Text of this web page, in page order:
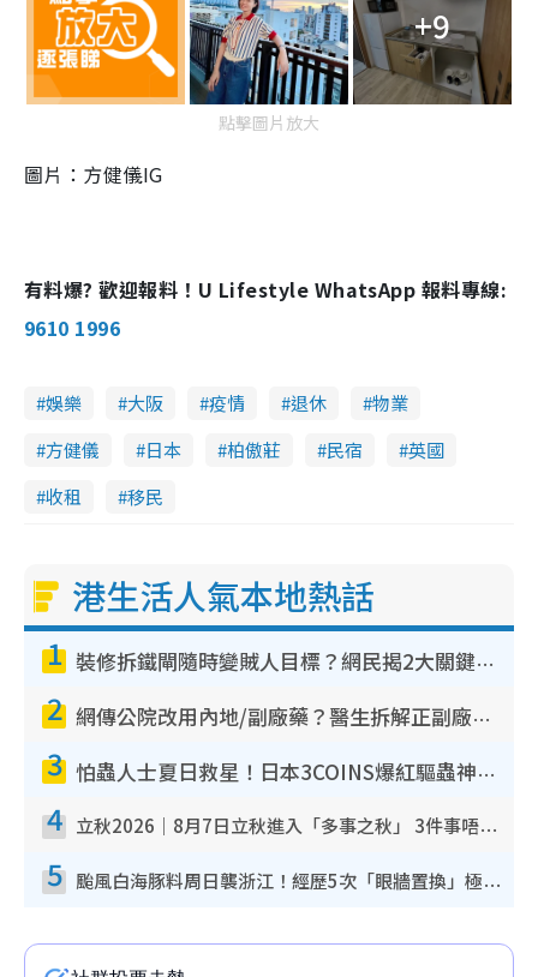
+9
點擊圖片放大
圖片：方健儀IG
有料爆? 歡迎報料！U Lifestyle WhatsApp 報料專線:
9610 1996
娛樂 大阪 疫情 退休
物業
方健儀
日本 柏傲莊 民宿
英國
收租
移民
港生活人氣本地熱話
1 裝修拆鐵閘隨時變賊人目標？網民揭2大關鍵用途：裝新式等於白裝？附新舊鐵閘分別
2 網傳公院改用內地/副廠藥？醫生拆解正副廠分別 揭4類人換藥隨時出事
3 怕蟲人士夏日救星！日本3COINS爆紅驅蟲神器$45起 1招「全程免觸碰」輕鬆搞定小強
4 立秋2026｜8月7日立秋進入「多事之秋」 3件事唔做得！專家教6招開運 清枱頭／銀包納氣接好運
5 颱風白海豚料周日襲浙江！經歷5次「眼牆置換」極罕見 成登陸內地最長途颱風